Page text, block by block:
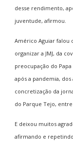
desse rendimento,
juventude, afirmou.
Américo Aguiar falou
organizar a JMJ, da
preocupação do Papa
após a pandemia,
concretização da
do Parque Tejo,
E deixou muitos
afirmando e